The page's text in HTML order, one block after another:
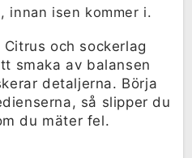
innan isen kommer i.
och sockerlag
smaka av balansen
detaljerna. Börja
så slipper du
du mäter fel.